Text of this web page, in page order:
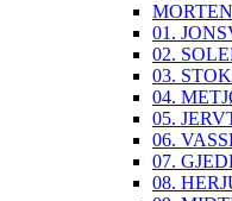
01.
02.
03.
04.
05.
06.
07.
08.